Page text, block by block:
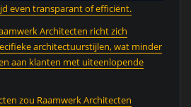
even transparant of efficiënt.
Architecten richt zich
architectuurstijlen, wat minder
aan klanten met uiteenlopende
zou Raamwerk Architecten